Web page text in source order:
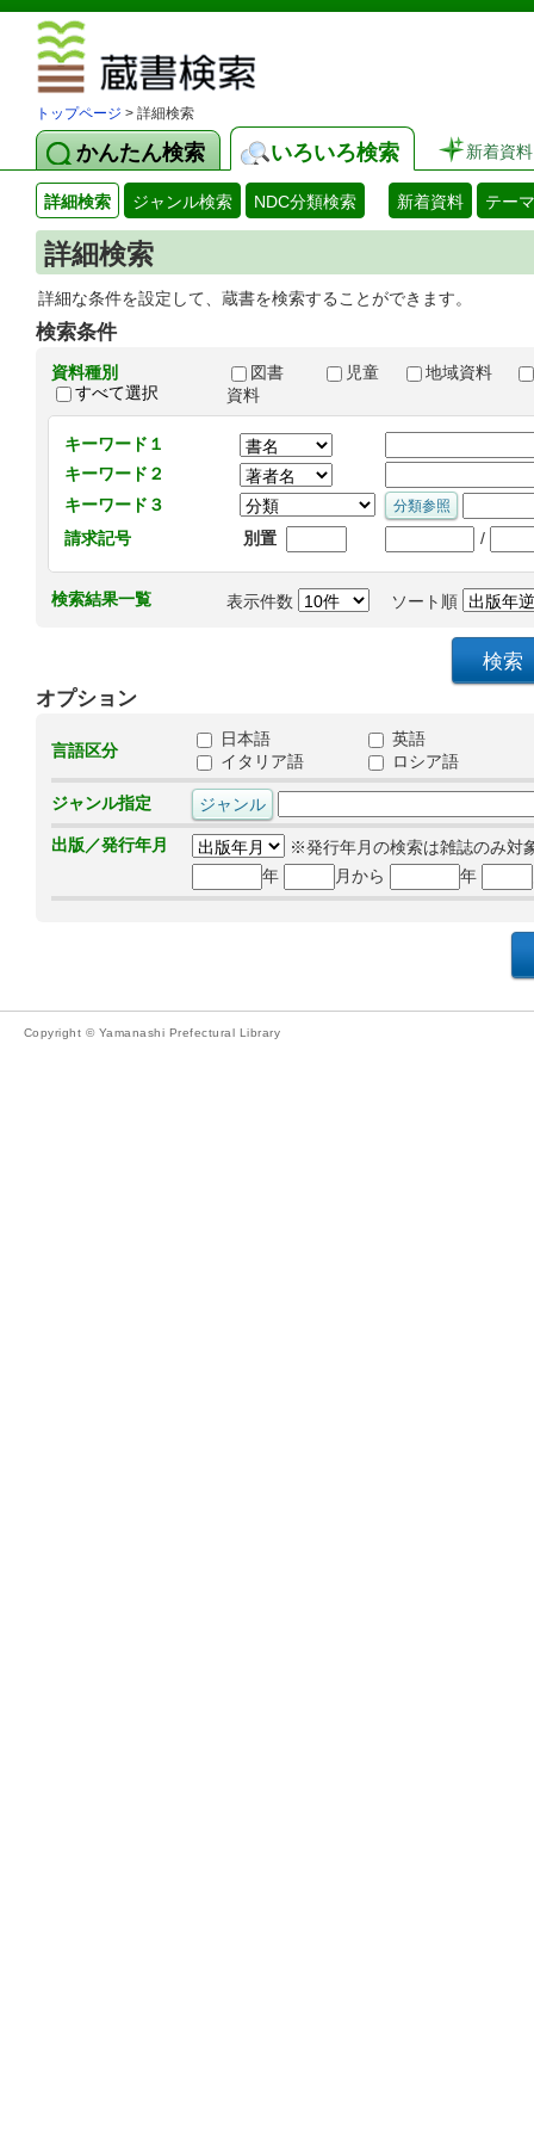
トップページ > 詳細検索
かんたん検索 いろいろ検索 新着資料
詳細検索 ジャンル検索 NDC分類検索 新着資料 テー
詳細検索
詳細な条件を設定して、蔵書を検索することができます。
検索条件
資料種別
すべて選択
図書 児童
地域資料
資料
キーワード１
キーワード２
キーワード３
請求記号
別置 /
検索結果一覧 表示件数 ソート順
オプション
言語区分
日本語
英語
イタリア語
ロシア語
ジャンル指定
出版／発行年月
※発行年月の検索は雑誌のみ対
年
月から 年
Copyright © Yamanashi Prefectural Library